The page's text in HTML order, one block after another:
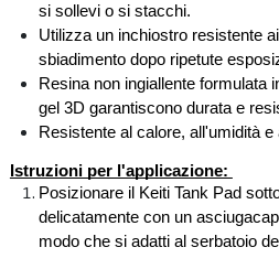
si sollevi o si stacchi.
Utilizza un inchiostro resistente
sbiadimento dopo ripetute
Resina non ingiallente formulata
gel 3D garantiscono durata e
Resistente al calore, all'umidità e
Istruzioni per l'applicazione:
Posizionare il Keiti Tank Pad
delicatamente con un
modo che si adatti al serbatoio